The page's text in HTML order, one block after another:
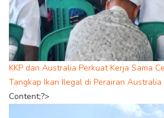
KKP dan Australia Perkuat Kerja Sama
Tangkap Ikan Ilegal di Perairan Australia
Content;?>